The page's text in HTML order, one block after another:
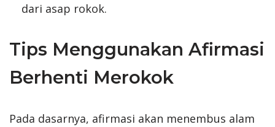
dari asap rokok.
Tips Menggunakan Afirmasi
Berhenti Merokok
Pada dasarnya, afirmasi akan menembus alam